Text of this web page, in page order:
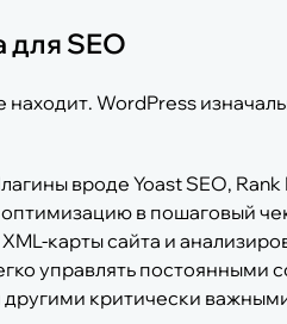
SEO
WordPress
вроде Yoast SEO, Rank
в пошаговый
карты сайта и
управлять постоянными
критически